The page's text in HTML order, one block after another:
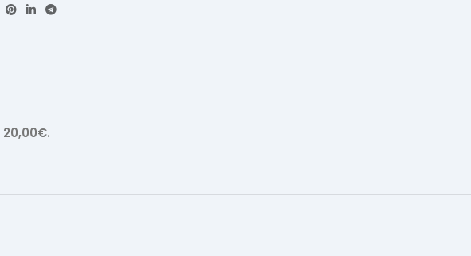
20,00€.